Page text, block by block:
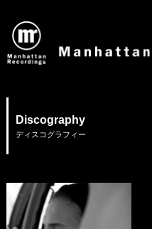
Discography
ディスコグラフィー